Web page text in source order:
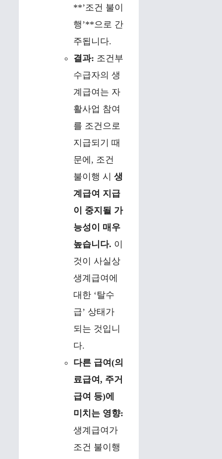
**’조건 불이
행’**으로 간
주됩니다.
결과: 조건부
수급자의 생
계급여는 자
활사업 참여
를 조건으로
지급되기 때
문에, 조건
불이행 시 생
계급여 지급
이 중지될 가
능성이 매우
높습니다. 이
것이 사실상
생계급여에
대한 ‘탈수
급’ 상태가
되는 것입니
다.
다른 급여(의
료급여, 주거
급여 등)에
미치는 영향:
생계급여가
조건 불이행